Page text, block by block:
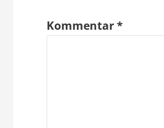
Kommentar*